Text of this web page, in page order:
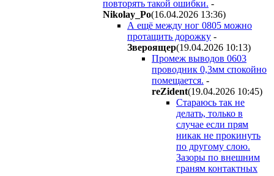
повторять такой ошибки. -
Nikolay_Po(16.04.2026 13:36)
А ещё между ног 0805 можно
протащить дорожку -
Звepoящep(19.04.2026 10:13)
Промеж выводов 0603
проводник 0,3мм спокойно
помещается. -
reZident(19.04.2026 10:45)
Стараюсь так не
делать, только в
случае если прям
никак не прокинуть
по другому слою.
Зазоры по внешним
граням контактных